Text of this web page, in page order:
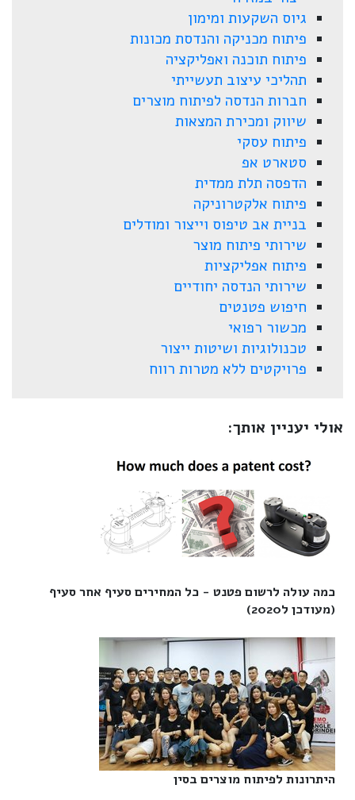
גיוס השקעות ומימון
פיתוח מכניקה והנדסת מכונות
פיתוח תוכנה ואפליקציה
תהליכי עיצוב תעשייתי
חברות הנדסה לפיתוח מוצרים
שיווק ומכירת המצאות
פיתוח עסקי
סטארט אפ
הדפסה תלת ממדית
פיתוח אלקטרוניקה
בניית אב טיפוס וייצור ומודלים
שירותי פיתוח מוצר
פיתוח אפליקציות
שירותי הנדסה יחודיים
חיפוש פטנטים
מכשור רפואי
טכנולוגיות ושיטות ייצור
פרויקטים ללא מטרות רווח
אולי יעניין אותך:
כמה עולה לרשום פטנט - כל המחירים סעיף אחר סעיף
(מעודכן ל2020)‎
היתרונות לפיתוח מוצרים בסין‎